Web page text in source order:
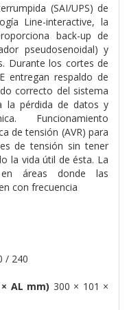
(SAI/UPS) de
Line-interactive, la
back-up de
pseudosenoidal) y
Durante los cortes de
entregan respaldo de
correcto del sistema
la pérdida de datos y
Funcionamiento
de tensión (AVR) para
de tensión sin tener
la vida útil de ésta. La
áreas donde las
con frecuencia
/ 240
× AL mm) 300 × 101 ×